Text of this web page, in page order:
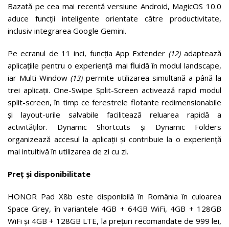
Bazată pe cea mai recentă versiune Android, MagicOS 10.0
aduce funcții inteligente orientate către productivitate,
inclusiv integrarea Google Gemini.
Pe ecranul de 11 inci, funcția App Extender (12)adaptează
aplicațiile pentru o experiență mai fluidă în modul landscape,
iar Multi-Window(13) permite utilizarea simultană a până la
trei aplicații. One-Swipe Split-Screen activează rapid modul
split-screen, în timp ce ferestrele flotante redimensionabile
și layout-urile salvabile facilitează reluarea rapidă a
activităților. Dynamic Shortcuts și Dynamic Folders
organizează accesul la aplicații și contribuie la o experiență
mai intuitivă în utilizarea de zi cu zi.
Preț și disponibilitate
HONOR Pad X8b este disponibilă în România în culoarea
Space Grey, în variantele 4GB + 64GB WiFi, 4GB + 128GB
WiFi și 4GB + 128GB LTE, la prețuri recomandate de 999 lei,